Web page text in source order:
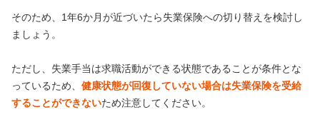
そのため、1年6か月が近づいたら失業保険への切り替えを検討し
ましょう。
ただし、失業手当は求職活動ができる状態であることが条件とな
っているため、 健康状態が回復していない場合は失業保険を受給
することができないため注意してください。